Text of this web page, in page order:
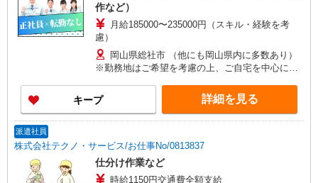
作など）
月給185000〜235000円（スキル・経験を考
慮）
岡山県総社市 （他にも岡山県内に多数あり）
※勤務地はご希望を考慮の上、ご自宅を中心に通
し）
キープ 詳細を見る
派遣社員
株式会社テクノ・サービス/お仕事No/0813837
仕分け作業など
時給1150円交通費全額支給